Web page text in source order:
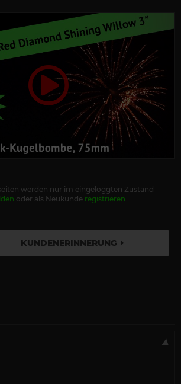
werden nur im eingeloggten Zustand
oder als Neukunde registrieren
KUNDENERINNERUNG